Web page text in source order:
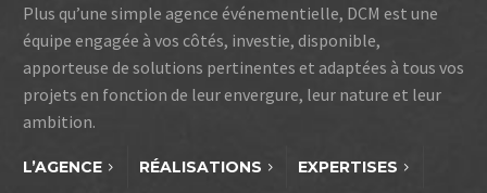
Plus qu’une simple agence événementielle, DCM est une
équipe engagée à vos côtés, investie, disponible,
apporteuse de solutions pertinentes et adaptées à tous vos
projets en fonction de leur envergure, leur nature et leur
ambition.
L’AGENCE RÉALISATIONS EXPERTISES